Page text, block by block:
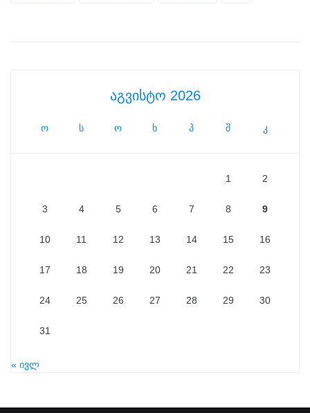
აგვისტო 2026
ო ს ო ხ პ შ კ
1 2
3 4 5 6 7 8 9
10 11 12 13 14 15 16
17 18 19 20 21 22 23
24 25 26 27 28 29 30
31
« ივლ